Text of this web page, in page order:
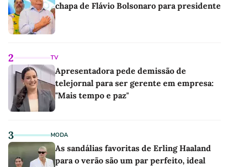
chapa de Flávio Bolsonaro para presidente
2 TV
Apresentadora pede demissão de
telejornal para ser gerente em empresa:
"Mais tempo e paz"
3 MODA
As sandálias favoritas de Erling Haaland
para o verão são um par perfeito, ideal